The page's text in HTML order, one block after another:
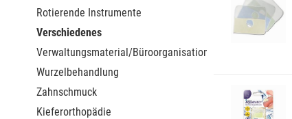
Rotierende Instrumente
Verschiedenes
Verwaltungsmaterial/Büroorganisation
Wurzelbehandlung
Zahnschmuck
Kieferorthopädie